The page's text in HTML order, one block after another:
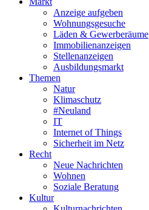
Anzeige aufgeben
Wohnungsgesuche
Läden & Gewerberäume
Immobilienanzeigen
Stellenanzeigen
Ausbildungsmarkt
Themen
Natur
Klimaschutz
#Neuland
IT
Internet of Things
Sicherheit im Netz
Recht
Neue Nachrichten
Wohnen
Soziale Beratung
Kultur